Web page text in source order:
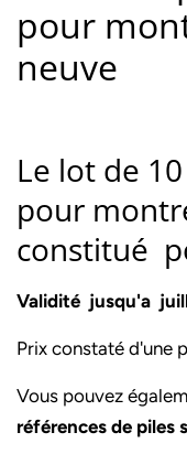
pour
neuve
Le lot de
pour
constitué
Validité jusqu'a
Prix constaté d'une
Vous pouvez
références de piles